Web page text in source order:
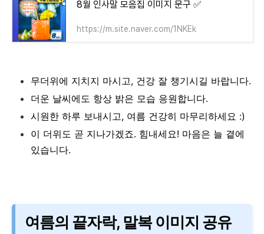
8월 인사말 모음집 이미지 문구 ✅
https://m.site.naver.com/1NKEk
무더위에 지치지 마시고, 건강 잘 챙기시길 바랍니다.
더운 날씨에도 항상 밝은 모습 응원합니다.
시원한 하루 보내시고, 여름 건강히 마무리하세요 :)
이 더위도 곧 지나가겠죠. 힘내세요! 마음은 늘 곁에
있습니다.
여름의 끝자락, 말복 이미지 공유